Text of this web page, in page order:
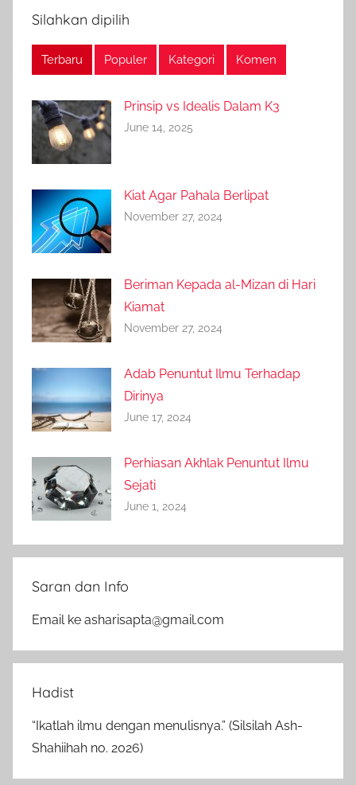
Silahkan dipilih
Terbaru Populer Kategori Komen
Prinsip vs Idealis Dalam K3
June 14, 2025
Kiat Agar Pahala Berlipat
November 27, 2024
Beriman Kepada al-Mizan di Hari
Kiamat
November 27, 2024
Adab Penuntut Ilmu Terhadap
Dirinya
June 17, 2024
Perhiasan Akhlak Penuntut Ilmu
Sejati
June 1, 2024
Saran dan Info
Email ke asharisapta@gmail.com
Hadist
“Ikatlah ilmu dengan menulisnya.” (Silsilah Ash-
Shahiihah no. 2026)